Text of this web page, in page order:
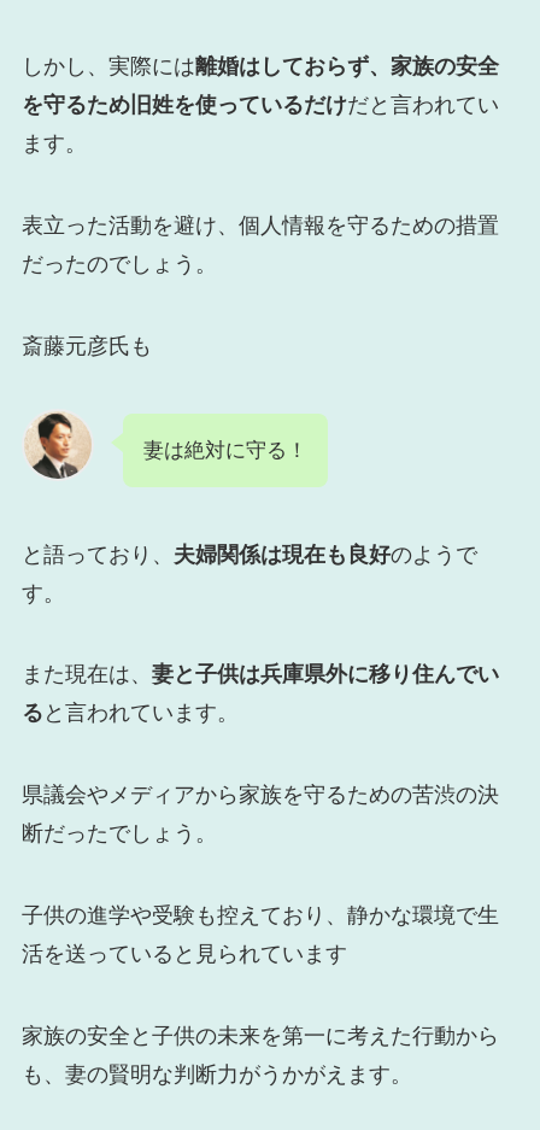
しかし、実際には離婚はしておらず、家族の安全
を守るため旧姓を使っているだけだと言われてい
ます。
表立った活動を避け、個人情報を守るための措置
だったのでしょう。
斎藤元彦氏も
妻は絶対に守る！
と語っており、 夫婦関係は現在も良好のようで
す。
また現在は、 妻と子供は兵庫県外に移り住んでい
る と言われています。
県議会やメディアから家族を守るための苦渋の決
断だったでしょう。
子供の進学や受験も控えており、静かな環境で生
活を送っていると見られています
家族の安全と子供の未来を第一に考えた行動から
も、妻の賢明な判断力がうかがえます。